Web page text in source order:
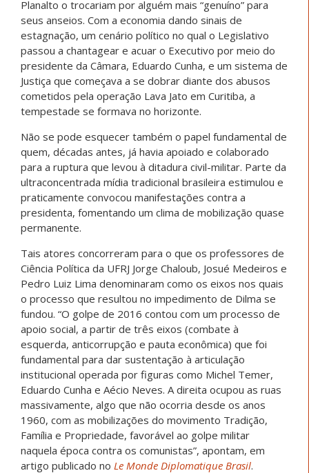
Planalto o trocariam por alguém mais “genuíno” para
seus anseios. Com a economia dando sinais de
estagnação, um cenário político no qual o Legislativo
passou a chantagear e acuar o Executivo por meio do
presidente da Câmara, Eduardo Cunha, e um sistema de
Justiça que começava a se dobrar diante dos abusos
cometidos pela operação Lava Jato em Curitiba, a
tempestade se formava no horizonte.
Não se pode esquecer também o papel fundamental de
quem, décadas antes, já havia apoiado e colaborado
para a ruptura que levou à ditadura civil-militar. Parte da
ultraconcentrada mídia tradicional brasileira estimulou e
praticamente convocou manifestações contra a
presidenta, fomentando um clima de mobilização quase
permanente.
Tais atores concorreram para o que os professores de
Ciência Política da UFRJ Jorge Chaloub, Josué Medeiros e
Pedro Luiz Lima denominaram como os eixos nos quais
o processo que resultou no impedimento de Dilma se
fundou. “O golpe de 2016 contou com um processo de
apoio social, a partir de três eixos (combate à
esquerda, anticorrupção e pauta econômica) que foi
fundamental para dar sustentação à articulação
institucional operada por figuras como Michel Temer,
Eduardo Cunha e Aécio Neves. A direita ocupou as ruas
massivamente, algo que não ocorria desde os anos
1960, com as mobilizações do movimento Tradição,
Família e Propriedade, favorável ao golpe militar
naquela época contra os comunistas”, apontam, em
artigo publicado no Le Monde Diplomatique Brasil.